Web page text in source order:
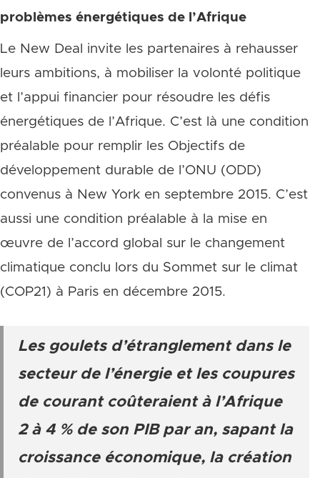
problèmes énergétiques de l’Afrique
Le New Deal invite les partenaires à rehausser
leurs ambitions, à mobiliser la volonté politique
et l’appui financier pour résoudre les défis
énergétiques de l’Afrique. C’est là une condition
préalable pour remplir les Objectifs de
développement durable de l’ONU (ODD)
convenus à New York en septembre 2015. C’est
aussi une condition préalable à la mise en
œuvre de l’accord global sur le changement
climatique conclu lors du Sommet sur le climat
(COP21) à Paris en décembre 2015.
Les goulets d’étranglement dans le
secteur de l’énergie et les coupures
de courant coûteraient à l’Afrique
2 à 4 % de son PIB par an, sapant la
croissance économique, la création